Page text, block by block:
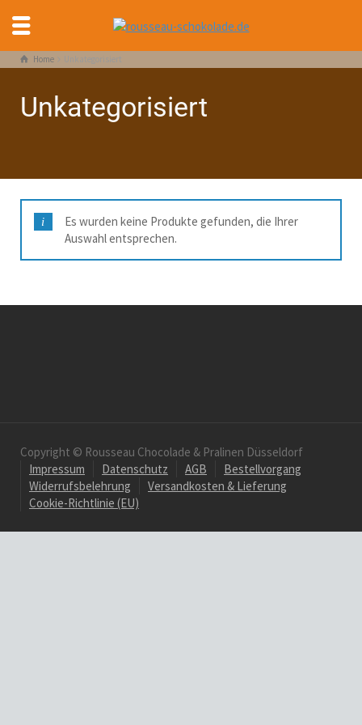
Home Unkategorisiert
Unkategorisiert
Es wurden keine Produkte gefunden, die Ihrer
Auswahl entsprechen.
Copyright © Rousseau Chocolade & Pralinen Düsseldorf
Impressum
Datenschutz AGB
Bestellvorgang
Widerrufsbelehrung
Versandkosten & Lieferung
Cookie-Richtlinie (EU)